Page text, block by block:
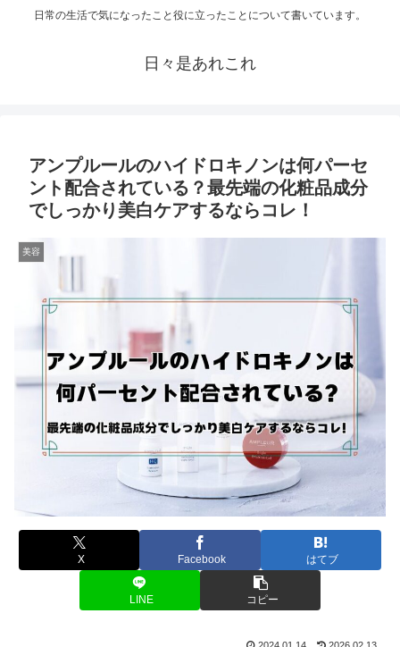
日常の生活で気になったこと役に立ったことについて書いています。
日々是あれこれ
アンプルールのハイドロキノンは何パーセ
ント配合されている？最先端の化粧品成分
でしっかり美白ケアするならコレ！
美容
X Facebook はてブ
LINE コピー